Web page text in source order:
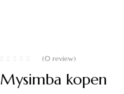
(0 review)
Mysimba kopen